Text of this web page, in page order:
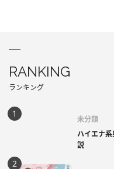
RANKING
ランキング
未分類
ハイエナ
説